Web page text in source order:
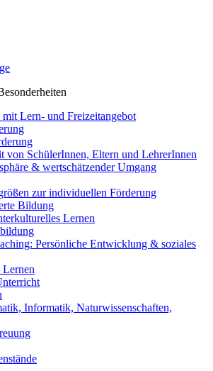
mit Lern- und Freizeitangebot
von SchülerInnen, Eltern und LehrerInnen
& wertschätzender Umgang
zur individuellen Förderung
Bildung
Lernen
Persönliche Entwicklung & soziales
Informatik, Naturwissenschaften,